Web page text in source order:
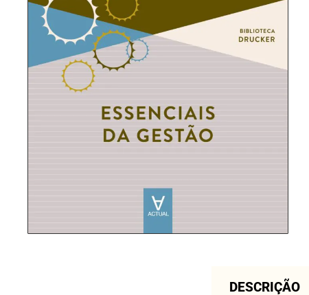
DESCRIÇÃO